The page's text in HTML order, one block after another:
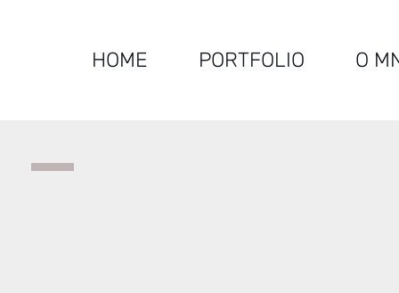
HOME PORTFOLIO O